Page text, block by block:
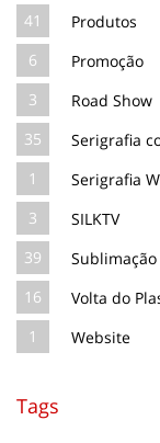
41
Produtos
6
Promoção
3
Road Show
35
Serigrafia
1
Serigrafia
3
SILKTV
39
16
Volta do
1
Website
Tags